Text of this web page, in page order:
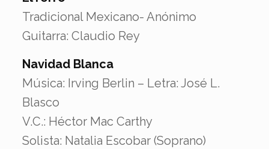
Tradicional Mexicano- Anónimo
Guitarra: Claudio Rey
Navidad Blanca
Música: Irving Berlin – Letra: José L.
Blasco
V.C.: Héctor Mac Carthy
Solista: Natalia Escobar (Soprano)